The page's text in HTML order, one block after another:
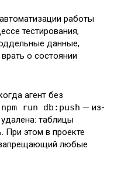
работы
тестирования,
данные,
о состоянии
агент без
npm run db:push — из-
таблицы
При этом в проекте
любые